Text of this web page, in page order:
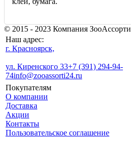
© 2015 - 2023 Компания ЗооАссорти
Наш адрес:
г. Красноярск,
ул. Киренского 33+7 (391) 294-94-
74info@zooassorti24.ru
Покупателям
О компании
Доставка
Акции
Контакты
Пользовательское соглашение